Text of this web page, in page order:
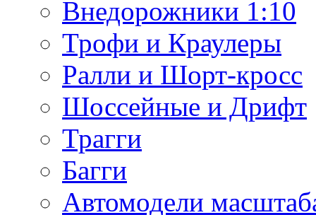
Внедорожники 1:10
Трофи и Краулеры
Ралли и Шорт-кросс
Шоссейные и Дрифт
Трагги
Багги
Автомодели